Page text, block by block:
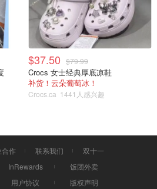
$37.50 $79.99
Crocs 女士经典厚底凉鞋
补货！云朵葡萄冰！
Crocs.ca 1441人感兴趣
作 联系我们
双十一
InRewards
饭团外卖
用户协议 版权声明